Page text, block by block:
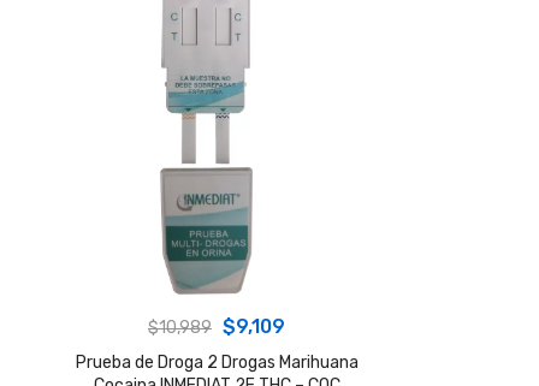
$10,989 Original
price
$9,109
price
Prueba de Droga 2 Drogas Marihuana